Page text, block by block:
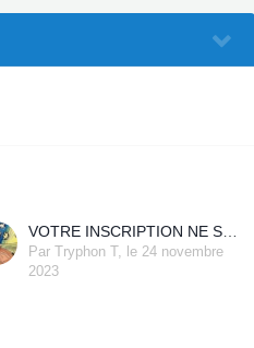
Par Tryphon T,
le 24 novembre
2023